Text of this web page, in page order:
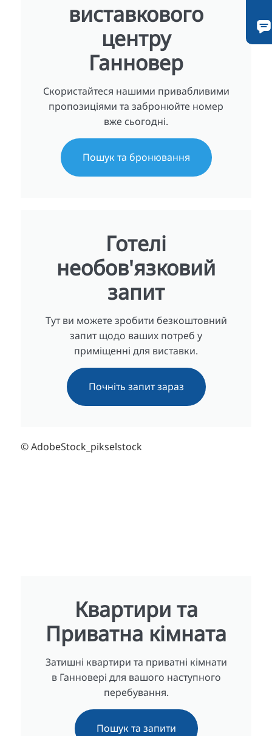
виставкового
центру
Ганновер
Скористайтеся нашими привабливими
пропозиціями та забронюйте номер
вже сьогодні.
Пошук та бронювання
Готелі
необов'язковий
запит
Тут ви можете зробити безкоштовний
запит щодо ваших потреб у
приміщенні для виставки.
Почніть запит зараз
© AdobeStock_pikselstock
Квартири та
Приватна кімната
Затишні квартири та приватні кімнати
в Ганновері для вашого наступного
перебування.
Пошук та запити